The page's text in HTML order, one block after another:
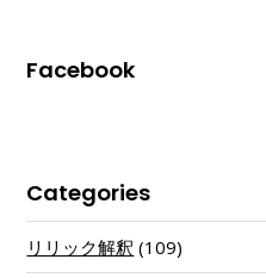
Facebook
Categories
リリック解釈 (109)